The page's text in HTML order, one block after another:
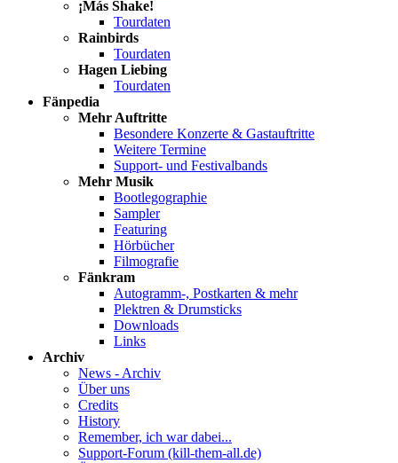
¡Más Shake!
Tourdaten
Rainbirds
Tourdaten
Hagen Liebing
Tourdaten
Fänpedia
Mehr Auftritte
Besondere Konzerte & Gastauftritte
Weitere Termine
Support- und Festivalbands
Mehr Musik
Bootlegographie
Sampler
Featuring
Hörbücher
Filmografie
Fänkram
Autogramm-, Postkarten & mehr
Plektren & Drumsticks
Downloads
Links
Archiv
News - Archiv
Über uns
Credits
History
Remember, ich war dabei...
Support-Forum (kill-them-all.de)